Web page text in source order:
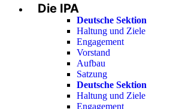
Menu
Die IPA
Deutsche Sektion
Haltung und Ziele
Engagement
Vorstand
Aufbau
Satzung
Deutsche Sektion
Haltung und Ziele
Engagement